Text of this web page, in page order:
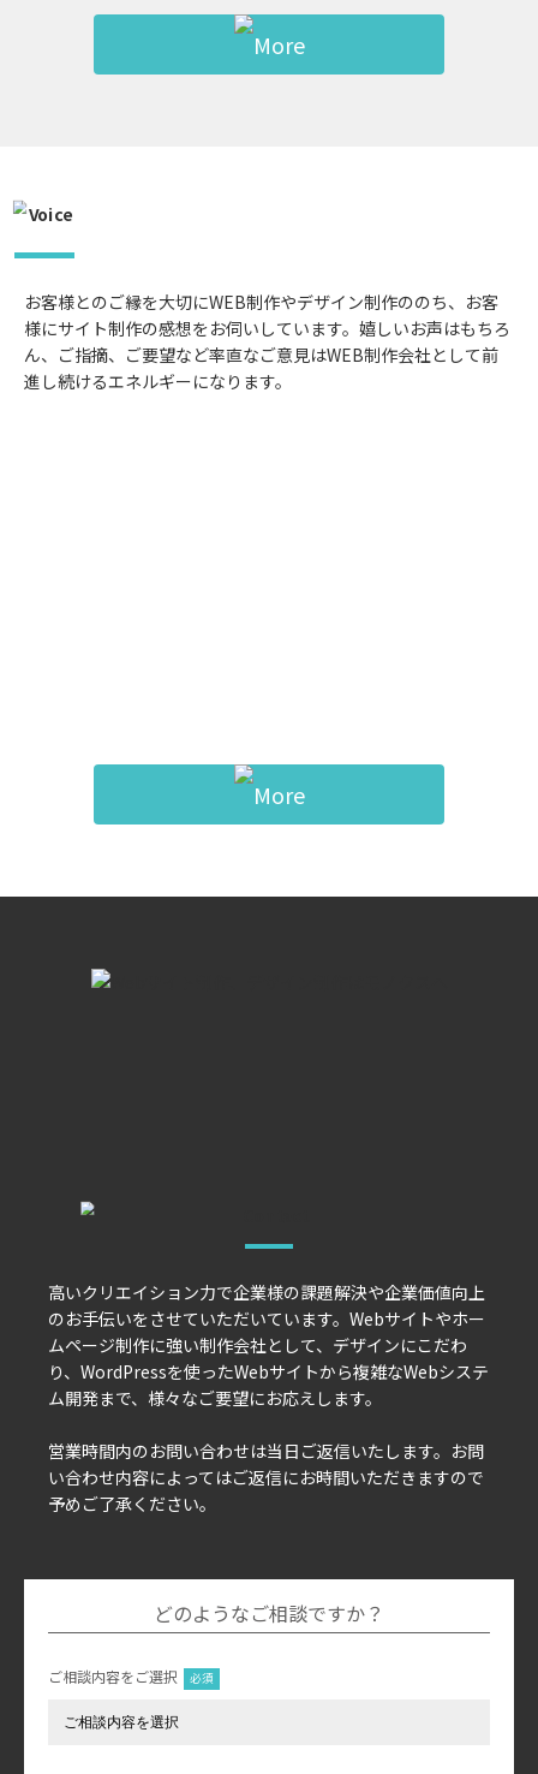
お客様とのご縁を大切にWEB制作やデザイン制作ののち、お客
様にサイト制作の感想をお伺いしています。嬉しいお声はもちろ
ん、ご指摘、ご要望など率直なご意見はWEB制作会社として前
進し続けるエネルギーになります。
高いクリエイション力で企業様の課題解決や企業価値向上
のお手伝いをさせていただいています。Webサイトやホー
ムページ制作に強い制作会社として、デザインにこだわ
り、WordPressを使ったWebサイトから複雑なWebシステ
ム開発まで、様々なご要望にお応えします。
営業時間内のお問い合わせは当日ご返信いたします。お問
い合わせ内容によってはご返信にお時間いただきますので
予めご了承ください。
どのようなご相談ですか？
ご相談内容をご選択